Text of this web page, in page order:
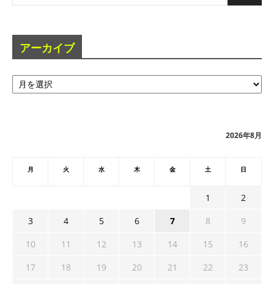
アーカイブ
ア
ー
2026年8月
月 火 水 木 金 土 日
1
2
3
4 5 6 7 8
9
10
11 12 13 14 15
16
17
18 19 20 21 22
23